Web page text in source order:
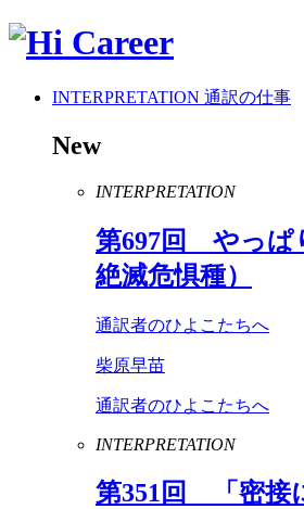
INTERPRETATION 通訳の仕事
New
INTERPRETATION
第697回 やっぱ
絶滅危惧種）
通訳者のひよこたちへ
柴原早苗
通訳者のひよこたちへ
INTERPRETATION
第351回 「密接